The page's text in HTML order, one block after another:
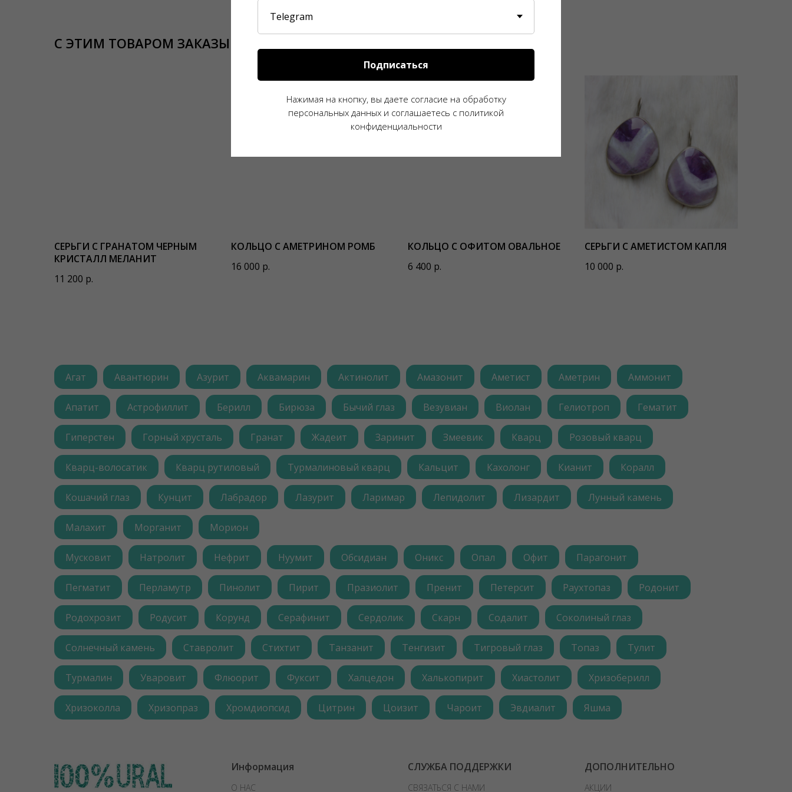
С ЭТИМ ТОВАРОМ ЗАКАЗЫВАЮТ
СЕРЬГИ С ГРАНАТОМ ЧЕРНЫМ
КРИСТАЛЛ МЕЛАНИТ
11 200 р.
КОЛЬЦО С АМЕТРИНОМ РОМБ
16 000 р.
КОЛЬЦО С ОФИТОМ ОВАЛЬНОЕ
6 400 р.
СЕРЬГИ С АМЕТИСТОМ КАПЛЯ
10 000 р.
Агат Авантюрин Азурит Аквамарин Актинолит Амазонит Аметист Аметрин Аммонит
Апатит Астрофиллит Берилл Бирюза Бычий глаз Везувиан Виолан Гелиотроп Гематит
Гиперстен Горный хрусталь Гранат Жадеит Заринит Змеевик Кварц Розовый кварц
Кварц-волосатик Кварц рутиловый Турмалиновый кварц Кальцит Кахолонг Кианит Коралл
Кошачий глаз Кунцит Лабрадор Лазурит Ларимар Лепидолит Лизардит Лунный камень
Малахит Морганит Морион
Мусковит Натролит Нефрит Нуумит Обсидиан Оникс Опал Офит Парагонит
Пегматит Перламутр Пинолит Пирит Празиолит Пренит Петерсит Раухтопаз Родонит
Родохрозит Родусит Корунд Серафинит Сердолик Скарн Содалит Соколиный глаз
Солнечный камень Ставролит Стихтит Танзанит Тенгизит Тигровый глаз Топаз Тулит
Турмалин Уваровит Флюорит Фуксит Халцедон Халькопирит Хиастолит Хризоберилл
Хризоколла Хризопраз Хромдиопсид Цитрин Цоизит Чароит Эвдиалит Яшма
Информация
О НАС
СЛУЖБА ПОДДЕРЖКИ
СВЯЗАТЬСЯ С НАМИ
ДОПОЛНИТЕЛЬНО
АКЦИИ
Подписаться
Нажимая на кнопку, вы даете согласие на обработку
персональных данных и соглашаетесь c политикой
конфиденциальности